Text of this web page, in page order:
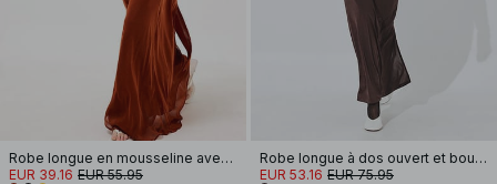
Robe longue en mousseline avec écharpe effet cascade
EUR 39.16 EUR 55.95
Robe longue à dos ouvert et boucle
EUR 53.16 EUR 75.95